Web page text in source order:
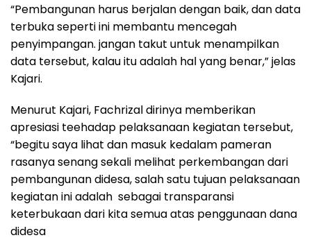
“Pembangunan harus berjalan dengan baik, dan data
terbuka seperti ini membantu mencegah
penyimpangan. jangan takut untuk menampilkan
data tersebut, kalau itu adalah hal yang benar,” jelas
Kajari.
Menurut Kajari, Fachrizal dirinya memberikan
apresiasi teehadap pelaksanaan kegiatan tersebut,
“begitu saya lihat dan masuk kedalam pameran
rasanya senang sekali melihat perkembangan dari
pembangunan didesa, salah satu tujuan pelaksanaan
kegiatan ini adalah sebagai transparansi
keterbukaan dari kita semua atas penggunaan dana
didesa